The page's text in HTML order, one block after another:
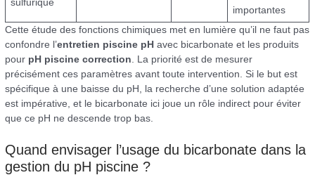
sulfurique
importantes
Cette étude des fonctions chimiques met en lumière qu’il ne faut pas
confondre l’entretien piscine pH avec bicarbonate et les produits
pour pH piscine correction . La priorité est de mesurer
précisément ces paramètres avant toute intervention. Si le but est
spécifique à une baisse du pH, la recherche d’une solution adaptée
est impérative, et le bicarbonate ici joue un rôle indirect pour éviter
que ce pH ne descende trop bas.
Quand envisager l’usage du bicarbonate dans la
gestion du pH piscine ?